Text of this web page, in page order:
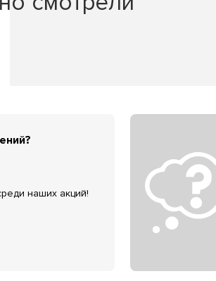
наших акций!